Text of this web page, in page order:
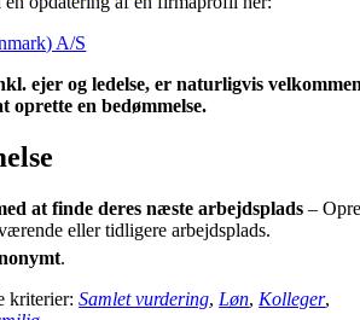
A/S
ejer og ledelse, er naturligvis
oprette en bedømmelse.
at finde deres næste arbejdsplads –
eller tidligere arbejdsplads.
.
kriterier:Samlet vurdering, Løn, Kolleger,